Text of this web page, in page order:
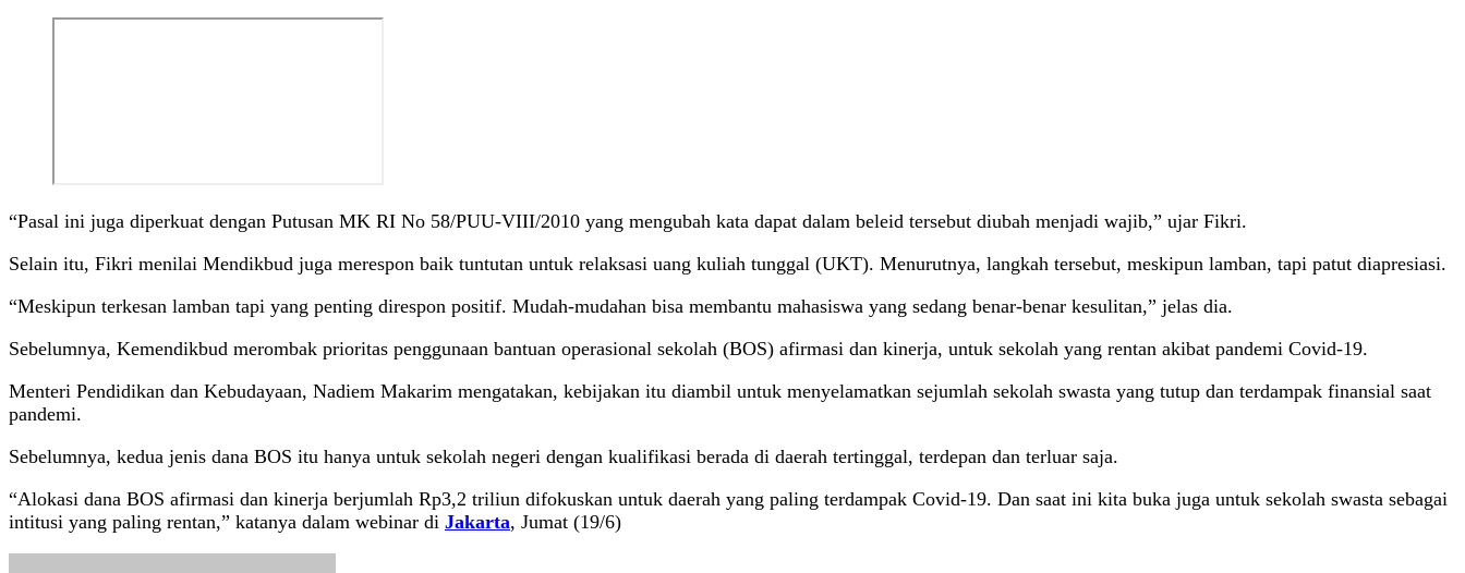
“Pasal ini juga diperkuat dengan Putusan MK RI No 58/PUU-VIII/2010 yang mengubah kata dapat dalam beleid tersebut diubah menjadi wajib,” ujar Fikri.
Selain itu, Fikri menilai Mendikbud juga merespon baik tuntutan untuk relaksasi uang kuliah tunggal (UKT). Menurutnya, langkah tersebut, meskipun lamban, tapi patut diapresiasi.
“Meskipun terkesan lamban tapi yang penting direspon positif. Mudah-mudahan bisa membantu mahasiswa yang sedang benar-benar kesulitan,” jelas dia.
Sebelumnya, Kemendikbud merombak prioritas penggunaan bantuan operasional sekolah (BOS) afirmasi dan kinerja, untuk sekolah yang rentan akibat pandemi Covid-19.
Menteri Pendidikan dan Kebudayaan, Nadiem Makarim mengatakan, kebijakan itu diambil untuk menyelamatkan sejumlah sekolah swasta yang tutup dan terdampak finansial saat
pandemi.
Sebelumnya, kedua jenis dana BOS itu hanya untuk sekolah negeri dengan kualifikasi berada di daerah tertinggal, terdepan dan terluar saja.
“Alokasi dana BOS afirmasi dan kinerja berjumlah Rp3,2 triliun difokuskan untuk daerah yang paling terdampak Covid-19. Dan saat ini kita buka juga untuk sekolah swasta sebagai
intitusi yang paling rentan,” katanya dalam webinar di Jakarta, Jumat (19/6)